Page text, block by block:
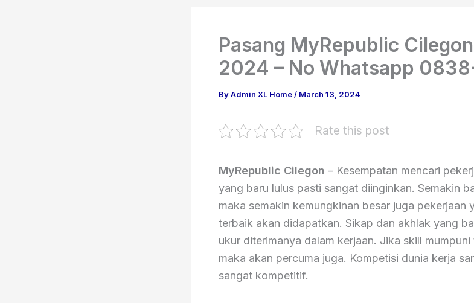
Pasang MyRepublic
2024 – No Whatsapp
ByAdmin XL Home/ March 13, 2024
Rate this post
MyRepublic Cilegon – Kesempatan mencari
yang baru lulus pasti sangat diinginkan. Semakin
maka semakin kemungkinan besar juga pekerjaan
terbaik akan didapatkan. Sikap dan akhlak yang
ukur diterimanya dalam kerjaan. Jika skill
maka akan percuma juga. Kompetisi dunia kerja
sangat kompetitif.